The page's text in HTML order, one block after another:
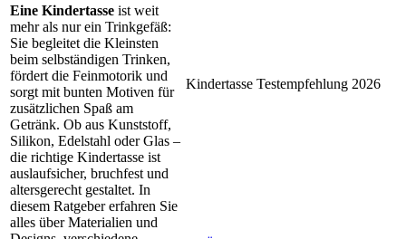
Eine Kindertasse ist weit
mehr als nur ein Trinkgefäß:
Sie begleitet die Kleinsten
beim selbständigen Trinken,
fördert die Feinmotorik und
sorgt mit bunten Motiven für
zusätzlichen Spaß am
Getränk. Ob aus Kunststoff,
Silikon, Edelstahl oder Glas –
die richtige Kindertasse ist
auslaufsicher, bruchfest und
altersgerecht gestaltet. In
diesem Ratgeber erfahren Sie
alles über Materialien und
Kindertasse Testempfehlung 2026